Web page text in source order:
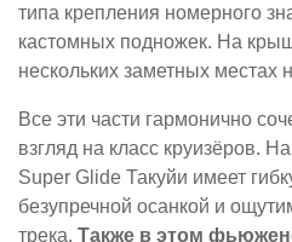
типа крепления номерного
кастомных подножек. На
нескольких заметных местах
Все эти части гармонично
взгляд на класс круизёров.
Super Glide Такуйи имеет
безупречной осанкой и
трека. Также в этом